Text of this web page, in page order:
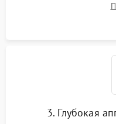
высохшей
3. Глубокая